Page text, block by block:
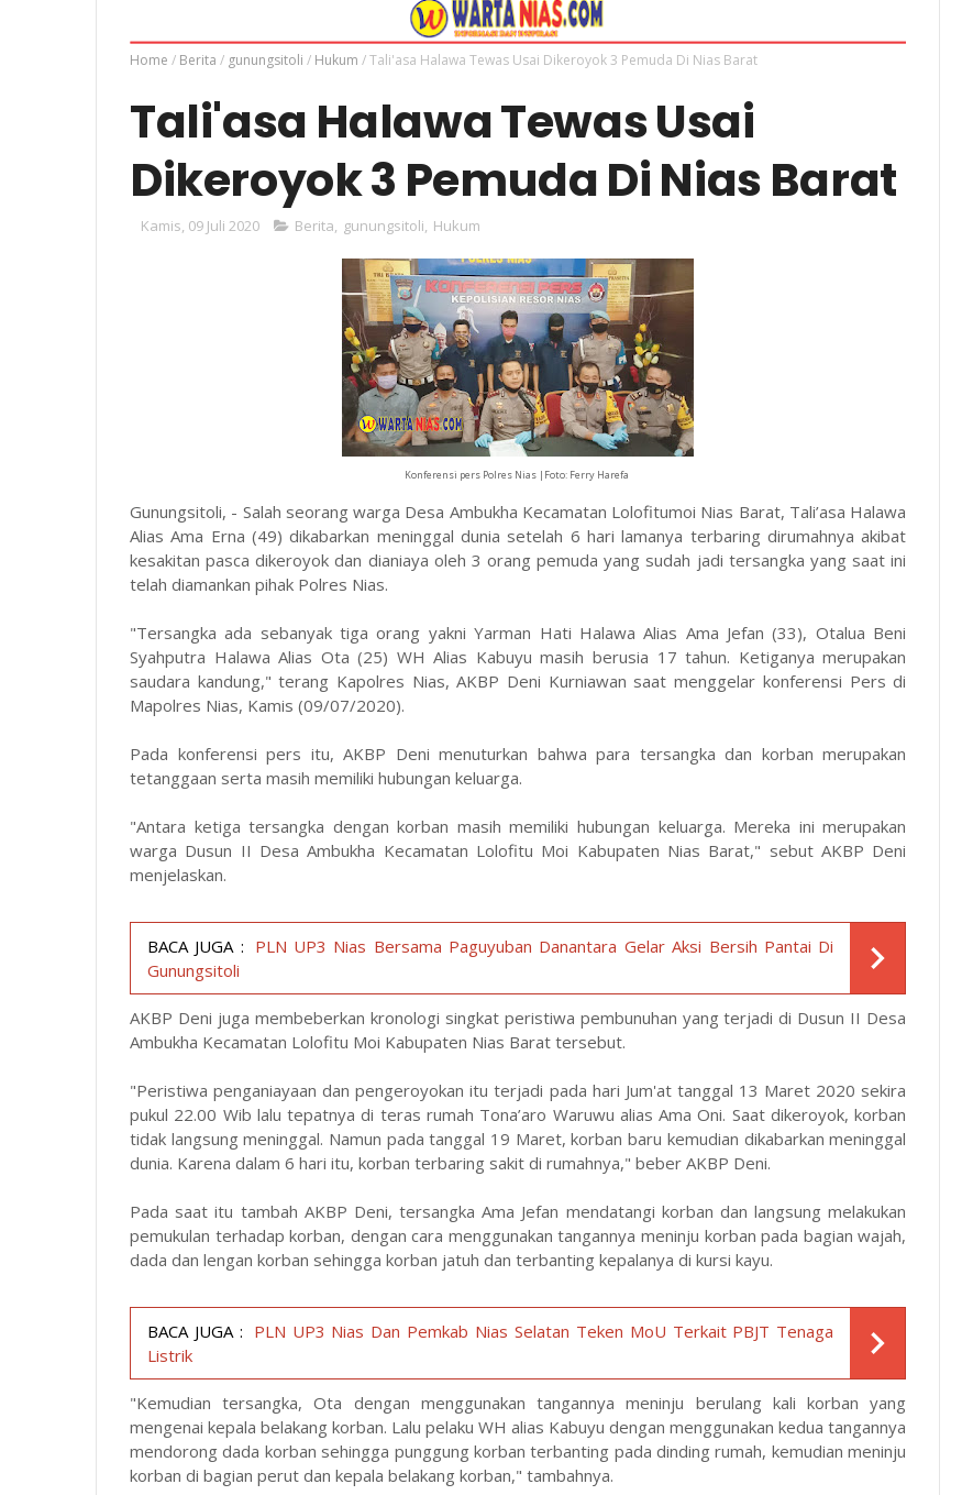
Home / Berita / gunungsitoli / Hukum /Tali'asa Halawa Tewas Usai Dikeroyok 3 Pemuda Di Nias Barat
Tali'asa Halawa Tewas Usai
Dikeroyok 3 Pemuda Di Nias Barat
Kamis, 09 Juli 2020 Berita gunungsitoli Hukum
Konferensi pers Polres Nias |Foto: Ferry Harefa
Gunungsitoli, - Salah seorang warga Desa Ambukha Kecamatan Lolofitumoi Nias Barat, Tali’asa Halawa
Alias Ama Erna (49) dikabarkan meninggal dunia setelah 6 hari lamanya terbaring dirumahnya akibat
kesakitan pasca dikeroyok dan dianiaya oleh 3 orang pemuda yang sudah jadi tersangka yang saat ini
telah diamankan pihak Polres Nias.
"Tersangka ada sebanyak tiga orang yakni Yarman Hati Halawa Alias Ama Jefan (33), Otalua Beni
Syahputra Halawa Alias Ota (25) WH Alias Kabuyu masih berusia 17 tahun. Ketiganya merupakan
saudara kandung," terang Kapolres Nias, AKBP Deni Kurniawan saat menggelar konferensi Pers di
Mapolres Nias, Kamis (09/07/2020).
Pada konferensi pers itu, AKBP Deni menuturkan bahwa para tersangka dan korban merupakan
tetanggaan serta masih memiliki hubungan keluarga.
"Antara ketiga tersangka dengan korban masih memiliki hubungan keluarga. Mereka ini merupakan
warga Dusun II Desa Ambukha Kecamatan Lolofitu Moi Kabupaten Nias Barat," sebut AKBP Deni
menjelaskan.
BACA JUGA : PLN UP3 Nias Bersama Paguyuban Danantara Gelar Aksi Bersih Pantai Di
Gunungsitoli
AKBP Deni juga membeberkan kronologi singkat peristiwa pembunuhan yang terjadi di Dusun II Desa
Ambukha Kecamatan Lolofitu Moi Kabupaten Nias Barat tersebut.
"Peristiwa penganiayaan dan pengeroyokan itu terjadi pada hari Jum'at tanggal 13 Maret 2020 sekira
pukul 22.00 Wib lalu tepatnya di teras rumah Tona’aro Waruwu alias Ama Oni. Saat dikeroyok, korban
tidak langsung meninggal. Namun pada tanggal 19 Maret, korban baru kemudian dikabarkan meninggal
dunia. Karena dalam 6 hari itu, korban terbaring sakit di rumahnya," beber AKBP Deni.
Pada saat itu tambah AKBP Deni, tersangka Ama Jefan mendatangi korban dan langsung melakukan
pemukulan terhadap korban, dengan cara menggunakan tangannya meninju korban pada bagian wajah,
dada dan lengan korban sehingga korban jatuh dan terbanting kepalanya di kursi kayu.
BACA JUGA : PLN UP3 Nias Dan Pemkab Nias Selatan Teken MoU Terkait PBJT Tenaga
Listrik
"Kemudian tersangka, Ota dengan menggunakan tangannya meninju berulang kali korban yang
mengenai kepala belakang korban. Lalu pelaku WH alias Kabuyu dengan menggunakan kedua tangannya
mendorong dada korban sehingga punggung korban terbanting pada dinding rumah, kemudian meninju
korban di bagian perut dan kepala belakang korban," tambahnya.